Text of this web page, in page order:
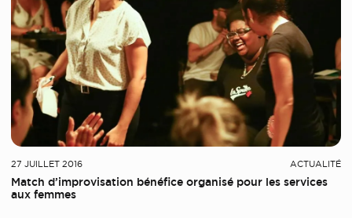
27 JUILLET 2016 ACTUALITÉ
Match d’improvisation bénéfice organisé pour les services
aux femmes